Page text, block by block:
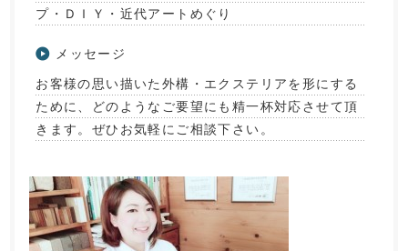
プ・ＤＩＹ・近代アートめぐり
メッセージ
お客様の思い描いた外構・エクステリアを形にする
ために、どのようなご要望にも精一杯対応させて頂
きます。ぜひお気軽にご相談下さい。